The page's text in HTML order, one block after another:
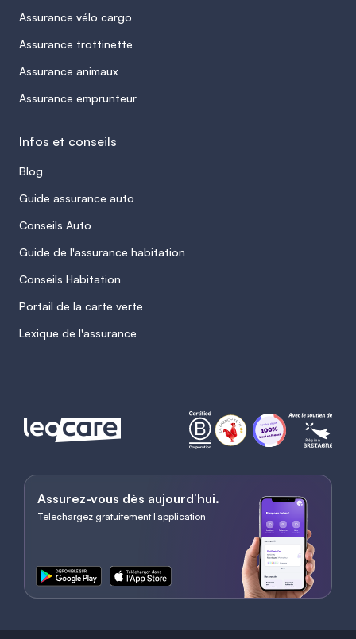
Assurance vélo cargo
Assurance trottinette
Assurance animaux
Assurance emprunteur
Infos et conseils
Blog
Guide assurance auto
Conseils Auto
Guide de l'assurance habitation
Conseils Habitation
Portail de la carte verte
Lexique de l'assurance
Assurez-vous dès aujourd’hui.
Téléchargez gratuitement l’application